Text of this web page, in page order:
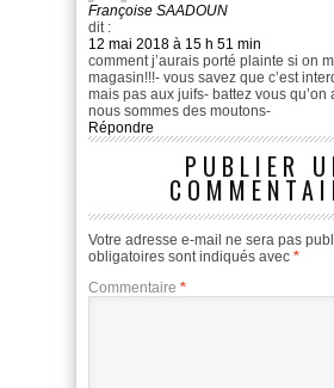
Françoise SAADOUN
dit :
12 mai 2018 à 15 h 51 min
comment j’aurais porté plainte si on
magasin!!!- vous savez que c’est
mais pas aux juifs- battez vous qu’on
nous sommes des moutons-
Répondre
PUBLIER
Votre adresse e-mail ne sera pas
obligatoires sont indiqués avec *
Commentaire *